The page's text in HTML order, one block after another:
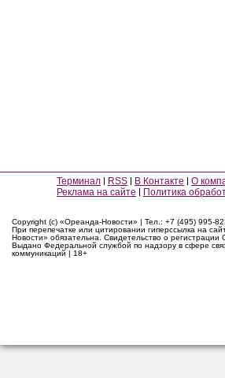
Терминал RSS В Контакте О
Реклама на сайте
Политика
Copyright (c) «Ореанда-Новости» | Тел.: +7 (495) 995-
При перепечатке или цитировании гиперссылка на
Новости» обязательна. Свидетельство о
Выдано Федеральной службой по надзору в сфере
коммуникаций | 18+